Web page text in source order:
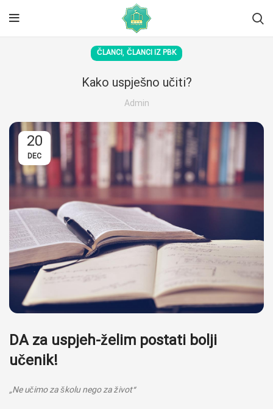
ČLANCI, ČLANCI IZ PBK
Kako uspješno učiti?
Admin
20
DEC
DA za uspjeh-želim postati bolji
učenik!
„Ne učimo za školu nego za život“